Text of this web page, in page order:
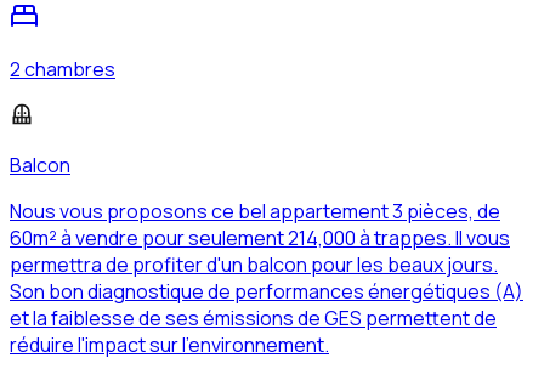
2 chambres
Balcon
Nous vous proposons ce bel appartement 3 pièces, de
60m² à vendre pour seulement 214,000 à trappes. Il vous
permettra de profiter d'un balcon pour les beaux jours.
Son bon diagnostique de performances énergétiques (A)
et la faiblesse de ses émissions de GES permettent de
réduire l'impact sur l'environnement.